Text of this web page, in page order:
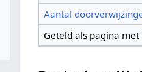
Aantal
Geteld als pagina met